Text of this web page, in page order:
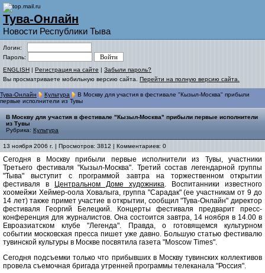
Тува-Онлайн
Новости Республики Тыва
Логин:
Пароль:
ENGLISH | Регистрация на сайте | Забыли пароль?
Вы просматриваете мобильную версию сайта. Перейти на полную версию сайта.
Тува-Онлайн Культура
В Москву для участия в фестивале "Кызыл-Москва" прибыли
первые исполнители из Тувы
В Москву для участия в фестивале "Кызыл-Москва" прибыли первые исполнители
из Тувы
Рубрика: Культура
13 ноября 2006 г. | Просмотров: 3812 | Комментариев: 0
Сегодня в Москву прибыли первые исполнители из Тувы, участники
Третьего фестиваля "Кызыл-Москва". Третий состав легендарной группы
"Тыва" выступит с программой завтра на торжественном открытии
фестиваля в
Центральном Доме художника. Воспитанники известного
хоомейжи Хеймер-оола Ховалыга, группа "Сарадак" (ее участникам от 9 до
14 лет) также примет участие в открытии, сообщил "Тува-Онлайн" директор
фестиваля Георгий Белецкий. Концерты фестиваля предварит пресс-
конференция для журналистов. Она состоится завтра, 14 ноября в 14.00 в
Евроазиатском клубе "Легенда". Правда, о готовящемся культурном
событии московская пресса пишет уже давно. Большую статью фестивалю
тувинской культуры в Москве посвятила газета "Moscow Times".
Сегодня подсъемки только что прибывших в Москву тувинских коллективов
провела съемочная бригада утренней программы телеканала "Россия".